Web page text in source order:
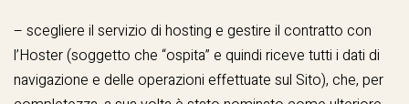
– scegliere il servizio di hosting e gestire il contratto con
l’Hoster (soggetto che “ospita” e quindi riceve tutti i dati di
navigazione e delle operazioni effettuate sul Sito), che, per